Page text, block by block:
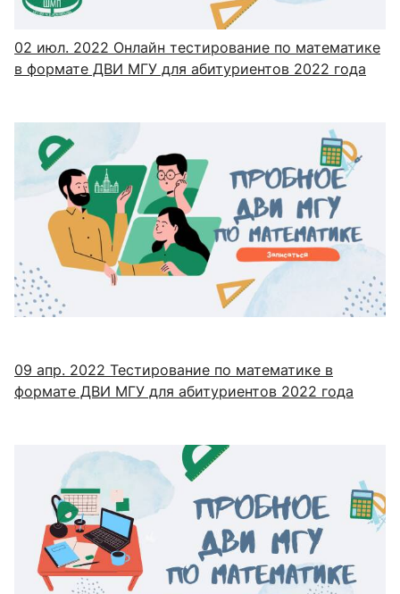
02 июл. 2022 Онлайн тестирование по математике
в формате ДВИ МГУ для абитуриентов 2022 года
09 апр. 2022 Тестирование по математике в
формате ДВИ МГУ для абитуриентов 2022 года